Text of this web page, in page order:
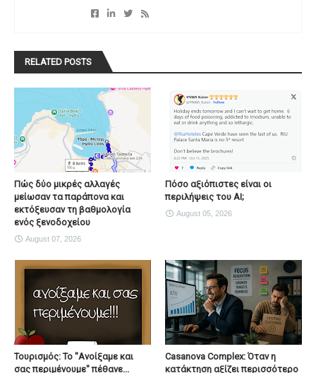
RELATED POSTS
Πώς δύο μικρές αλλαγές
μείωσαν τα παράπονα και
εκτόξευσαν τη βαθμολογία
ενός ξενοδοχείου
August 07, 2026
Πόσο αξιόπιστες είναι οι
περιλήψεις του ΑΙ;
August 05, 2026
Τουρισμός: Το "Ανοίξαμε και
σας περιμένουμε" πέθανε...
Casanova Complex: Όταν η
κατάκτηση αξίζει περισσότερο